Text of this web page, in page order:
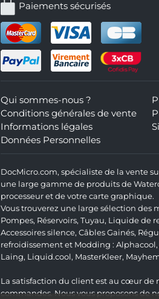
Paiements sécurisés
Qui sommes-nous ?
Conditions générales de vente
Informations légales
Données Personnelles
DocMicro.com, spécialiste de la vente
une large gamme de produits de
processeur et de votre carte graphique.
Vous trouverez une large sélection
Pompes, Réservoirs, Tuyau, Liquide de
Accessoires silence, Câbles Gainés,
refroidissement et Modding : Alphacool,
Laing, Liquid.cool, MasterKleer,
La satisfaction du client est au cœur de
commandes. Nous vous proposons de